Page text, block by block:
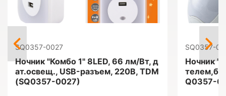
SQ0357-0027
Ночник "Комбо 1" 8LED, 66 лм/Вт, д
ат.освещ., USB-разъем, 220В, ТDM
(SQ0357-0027)
SQ0357-
Ночник
Q0357-